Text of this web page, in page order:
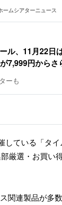
ームシアターニュース
ル、11月22日
7,999円からさ
ーも
している「タ
厳選・お買い
関連製品が多